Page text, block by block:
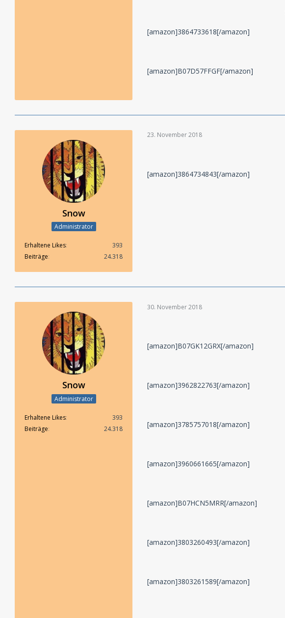
[amazon]3864733618[/amazon]
[amazon]B07D57FFGF[/amazon]
Snow
Administrator
Erhaltene Likes
393
Beiträge
24.318
23. November 2018
[amazon]3864734843[/amazon]
Snow
Administrator
Erhaltene Likes
393
Beiträge
24.318
30. November 2018
[amazon]B07GK12GRX[/amazon]
[amazon]3962822763[/amazon]
[amazon]3785757018[/amazon]
[amazon]3960661665[/amazon]
[amazon]B07HCN5MRR[/amazon]
[amazon]3803260493[/amazon]
[amazon]3803261589[/amazon]